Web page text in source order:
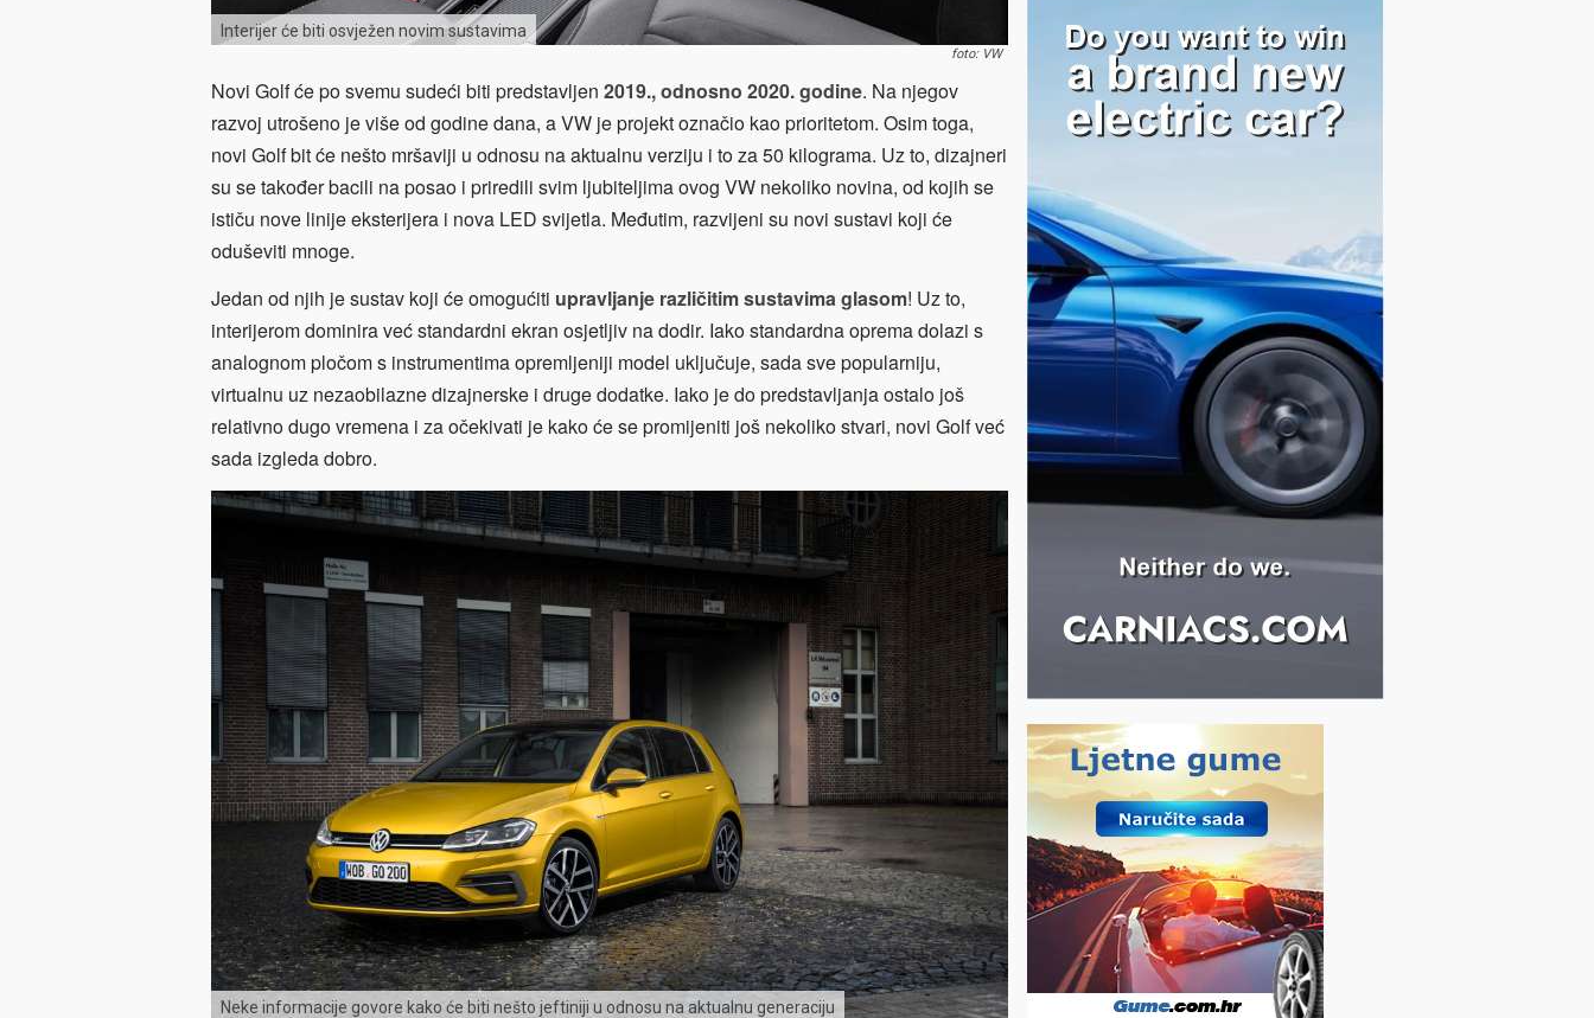
Interijer će biti osvježen novim sustavima
foto: VW
Novi Golf će po svemu sudeći biti predstavljen 2019., odnosno 2020. godine. Na njegov
razvoj utrošeno je više od godine dana, a VW je projekt označio kao prioritetom. Osim toga,
novi Golf bit će nešto mršaviji u odnosu na aktualnu verziju i to za 50 kilograma. Uz to, dizajneri
su se također bacili na posao i priredili svim ljubiteljima ovog VW nekoliko novina, od kojih se
ističu nove linije eksterijera i nova LED svijetla. Međutim, razvijeni su novi sustavi koji će
oduševiti mnoge.
Jedan od njih je sustav koji će omogućiti upravljanje različitim sustavima glasom! Uz to,
interijerom dominira već standardni ekran osjetljiv na dodir. Iako standardna oprema dolazi s
analognom pločom s instrumentima opremljeniji model uključuje, sada sve popularniju,
virtualnu uz nezaobilazne dizajnerske i druge dodatke. Iako je do predstavljanja ostalo još
relativno dugo vremena i za očekivati je kako će se promijeniti još nekoliko stvari, novi Golf već
sada izgleda dobro.
Neke informacije govore kako će biti nešto jeftiniji u odnosu na aktualnu generaciju